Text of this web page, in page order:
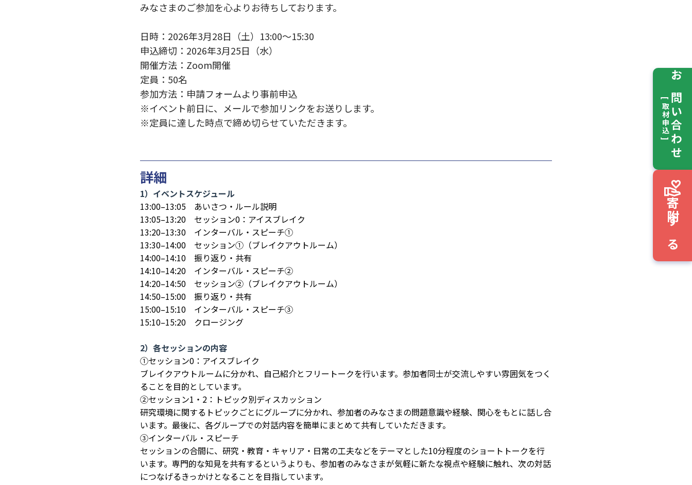
お問い合わせ
[ 取材申込 ]
寄附する
みなさまのご参加を心よりお待ちしております。
日時：2026年3月28日（土）13:00～15:30
申込締切：2026年3月25日（水）
開催方法：Zoom開催
定員：50名
参加方法：申請フォームより事前申込
※イベント前日に、メールで参加リンクをお送りします。
※定員に達した時点で締め切らせていただきます。
詳細
1）イベントスケジュール
13:00–13:05 あいさつ・ルール説明
13:05–13:20 セッション0：アイスブレイク
13:20–13:30 インターバル・スピーチ①
13:30–14:00 セッション①（ブレイクアウトルーム）
14:00–14:10 振り返り・共有
14:10–14:20 インターバル・スピーチ②
14:20–14:50 セッション②（ブレイクアウトルーム）
14:50–15:00 振り返り・共有
15:00–15:10 インターバル・スピーチ③
15:10–15:20 クロージング
2）各セッションの内容
①セッション0：アイスブレイク
ブレイクアウトルームに分かれ、自己紹介とフリートークを行います。参加者同士が交流しやすい雰囲気をつく
ることを目的としています。
②セッション1・2：トピック別ディスカッション
研究環境に関するトピックごとにグループに分かれ、参加者のみなさまの問題意識や経験、関心をもとに話し合
います。最後に、各グループでの対話内容を簡単にまとめて共有していただきます。
③インターバル・スピーチ
セッションの合間に、研究・教育・キャリア・日常の工夫などをテーマとした10分程度のショートトークを行
います。専門的な知見を共有するというよりも、参加者のみなさまが気軽に新たな視点や経験に触れ、次の対話
につなげるきっかけとなることを目指しています。